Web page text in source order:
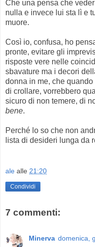
Che una pensa che
nulla e invece lui sta lì e
muore.
Così io, confusa, ho
pronte, evitare gli
risposte vere nelle
sbavature ma i decori
donna in me, che
di crollare, vorrebbero
sicuro di non temere, di
bene.
Perché lo so che non
lista di desideri lunga da
ale alle 21:20
Condividi
7 commenti:
Minerva domenica,